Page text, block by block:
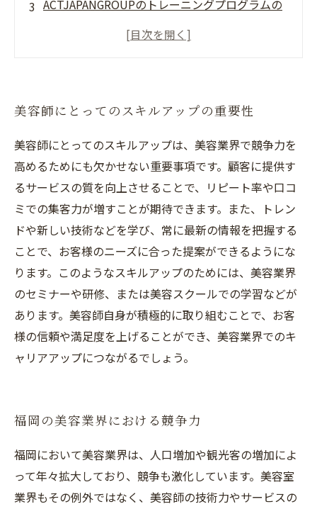
ACTJAPANGROUPのトレーニングプログラムの
美容師にとってのスキルアップの重要性
美容師にとってのスキルアップは、美容業界で競争力を
高めるためにも欠かせない重要事項です。顧客に提供す
るサービスの質を向上させることで、リピート率や口コ
ミでの集客力が増すことが期待できます。また、トレン
ドや新しい技術などを学び、常に最新の情報を把握する
ことで、お客様のニーズに合った提案ができるようにな
ります。このようなスキルアップのためには、美容業界
のセミナーや研修、または美容スクールでの学習などが
あります。美容師自身が積極的に取り組むことで、お客
様の信頼や満足度を上げることができ、美容業界でのキ
ャリアアップにつながるでしょう。
福岡の美容業界における競争力
福岡において美容業界は、人口増加や観光客の増加によ
って年々拡大しており、競争も激化しています。美容室
業界もその例外ではなく、美容師の技術力やサービスの